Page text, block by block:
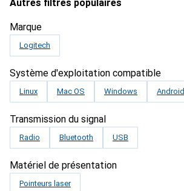
Autres filtres populaires
Marque
Logitech
Système d'exploitation compatible
Linux Mac OS Windows Android
Transmission du signal
Radio Bluetooth USB
Matériel de présentation
Pointeurs laser